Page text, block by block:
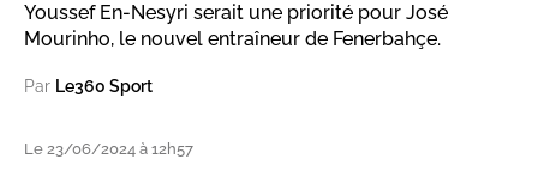
Youssef En-Nesyri serait une priorité pour José
Mourinho, le nouvel entraîneur de Fenerbahçe.
Par Le360 Sport
Le 23/06/2024 à 12h57